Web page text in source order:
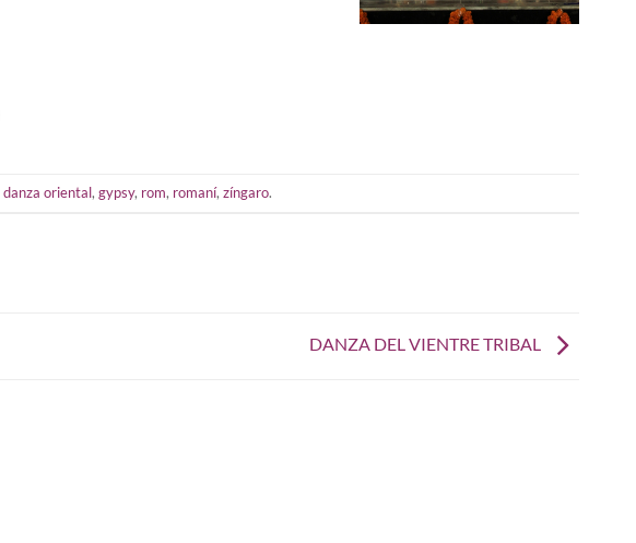
danza oriental, gypsy, rom, romaní, zíngaro.
DANZA DEL VIENTRE TRIBAL